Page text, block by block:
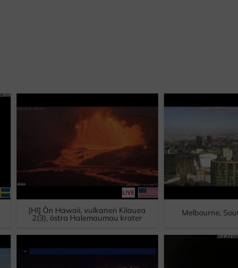
[HI] Ön Hawaii, vulkanen Kilauea
2(3), östra Halemaumau krater
Melbourne,